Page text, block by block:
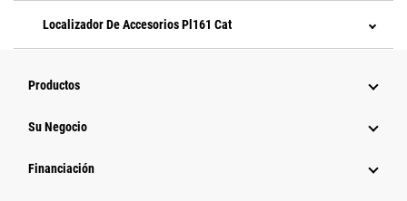
Localizador De Accesorios Pl161 Cat
Productos
Su Negocio
Financiación